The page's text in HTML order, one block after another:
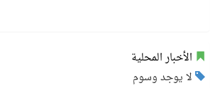
الأخبار المحلية
لا يوجد وسوم